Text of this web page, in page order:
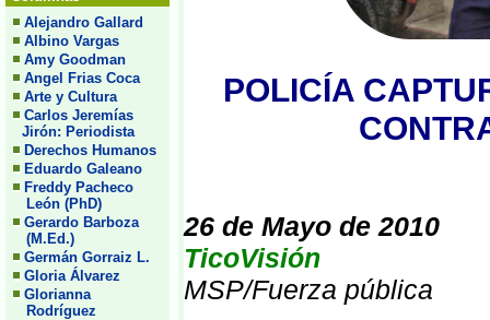
Alejandro Gallard
Albino Vargas
Amy Goodman
Angel Frias Coca
Arte y Cultura
Carlos Jeremías
Jirón: Periodista
Derechos Humanos
Eduardo Galeano
Freddy Pacheco
León (PhD)
Gerardo Barboza
(M.Ed.)
Germán Gorraiz L.
Gloria Álvarez
Glorianna
Rodríguez
POLICÍA
26 de Mayo de 2010
TicoVisión
MSP/Fuerza pública